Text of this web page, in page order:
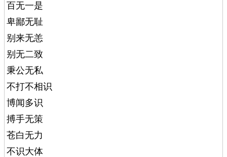
百无一是
卑鄙无耻
别来无恙
别无二致
秉公无私
不打不相识
博闻多识
搏手无策
苍白无力
不识大体